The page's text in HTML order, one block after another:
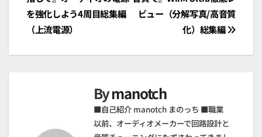
稿
ナ
ビ
シ
ビュー（分解写真/高音質
化）総集編
を強化しよう4周目総集編
（上流電源）
Bymanotch
■自己紹介 manotch まのっち ■職業
以前、オーディオメーカーで回路設計と